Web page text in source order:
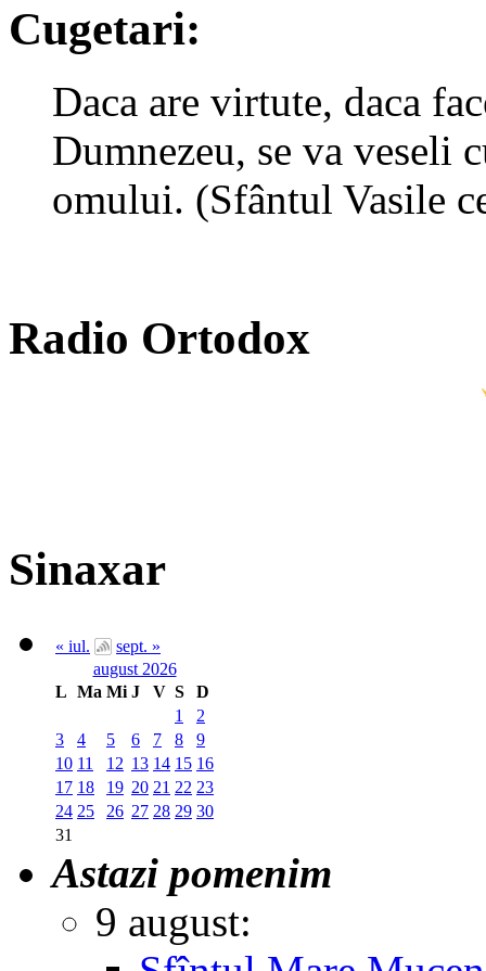
Cugetari:
Daca are virtute, daca
Dumnezeu, se va veseli
omului. (Sfântul Vasile
Radio Ortodox
Sinaxar
« iul.
sept. »
august 2026
L Ma Mi J V S
D
1
2
3
4 5 6 7 8
9
10 11 12 13 14 15 16
17 18 19 20 21 22 23
24 25 26 27 28 29 30
31
Astazi pomenim
9 august: